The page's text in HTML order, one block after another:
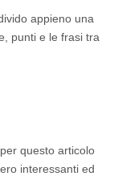
appieno una
punti e le frasi tra
questo articolo
interessanti ed